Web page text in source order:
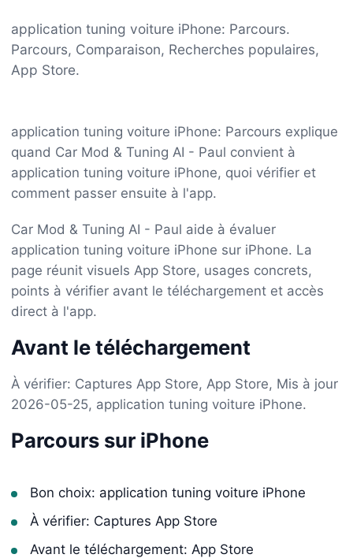
application tuning voiture iPhone: Parcours.
Parcours, Comparaison, Recherches populaires,
App Store.
application tuning voiture iPhone: Parcours explique
quand Car Mod & Tuning AI - Paul convient à
application tuning voiture iPhone, quoi vérifier et
comment passer ensuite à l'app.
Car Mod & Tuning AI - Paul aide à évaluer
application tuning voiture iPhone sur iPhone. La
page réunit visuels App Store, usages concrets,
points à vérifier avant le téléchargement et accès
direct à l'app.
Avant le téléchargement
À vérifier: Captures App Store, App Store, Mis à jour
2026-05-25, application tuning voiture iPhone.
Parcours sur iPhone
Bon choix: application tuning voiture iPhone
À vérifier: Captures App Store
Avant le téléchargement: App Store